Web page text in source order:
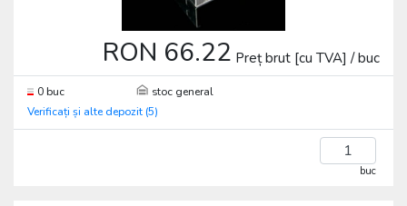
RON 66.22 Preț brut [cu TVA] / buc
0 buc
stoc general
Verificați și alte depozit (5)
buc